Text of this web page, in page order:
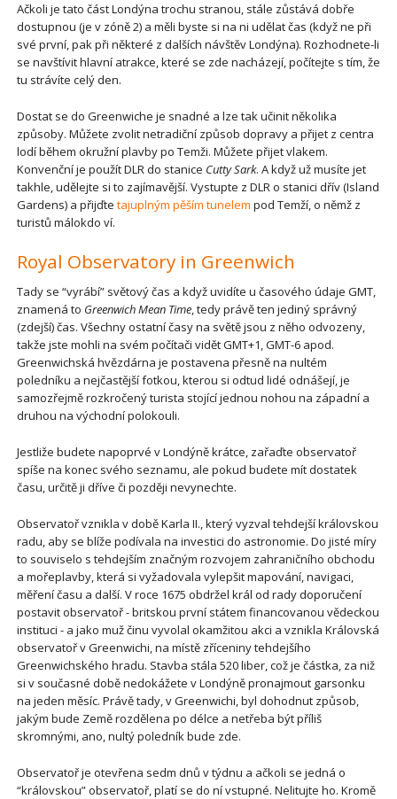
Ačkoli je tato část Londýna trochu stranou, stále zůstává dobře
dostupnou (je v zóně 2) a měli byste si na ni udělat čas (když ne při
své první, pak při některé z dalších návštěv Londýna). Rozhodnete-li
se navštívit hlavní atrakce, které se zde nacházejí, počítejte s tím, že
tu strávíte celý den.
Dostat se do Greenwiche je snadné a lze tak učinit několika
způsoby. Můžete zvolit netradiční způsob dopravy a přijet z centra
lodí během okružní plavby po Temži. Můžete přijet vlakem.
Konvenční je použít DLR do stanice Cutty Sark. A když už musíte jet
takhle, udělejte si to zajímavější. Vystupte z DLR o stanici dřív (Island
Gardens) a přijďte tajuplným pěším tunelem pod Temží, o němž z
turistů málokdo ví.
Royal Observatory in Greenwich
Tady se “vyrábí” světový čas a když uvidíte u časového údaje GMT,
znamená to Greenwich Mean Time, tedy právě ten jediný správný
(zdejší) čas. Všechny ostatní časy na světě jsou z něho odvozeny,
takže jste mohli na svém počítači vidět GMT+1, GMT-6 apod.
Greenwichská hvězdárna je postavena přesně na nultém
poledníku a nejčastější fotkou, kterou si odtud lidé odnášejí, je
samozřejmě rozkročený turista stojící jednou nohou na západní a
druhou na východní polokouli.
Jestliže budete napoprvé v Londýně krátce, zařaďte observatoř
spíše na konec svého seznamu, ale pokud budete mít dostatek
času, určitě ji dříve či později nevynechte.
Observatoř vznikla v době Karla II., který vyzval tehdejší královskou
radu, aby se blíže podívala na investici do astronomie. Do jisté míry
to souviselo s tehdejším značným rozvojem zahraničního obchodu
a mořeplavby, která si vyžadovala vylepšit mapování, navigaci,
měření času a další. V roce 1675 obdržel král od rady doporučení
postavit observatoř - britskou první státem financovanou vědeckou
instituci - a jako muž činu vyvolal okamžitou akci a vznikla Královská
observatoř v Greenwichi, na místě zříceniny tehdejšího
Greenwichského hradu. Stavba stála 520 liber, což je částka, za niž
si v současné době nedokážete v Londýně pronajmout garsonku
na jeden měsíc. Právě tady, v Greenwichi, byl dohodnut způsob,
jakým bude Země rozdělena po délce a netřeba být příliš
skromnými, ano, nultý poledník bude zde.
Observatoř je otevřena sedm dnů v týdnu a ačkoli se jedná o
“královskou” observatoř, platí se do ní vstupné. Nelitujte ho. Kromě